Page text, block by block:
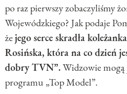
po raz pierwszy zobaczyliśmy
Wojewódzkiego? Jak podaje
żejego serce skradła
Rosińska, która na co dzień
dobry TVN”.Widzowie
programu „Top Model”.